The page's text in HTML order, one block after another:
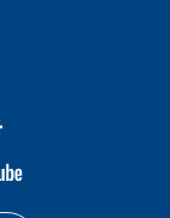
google
youtube-